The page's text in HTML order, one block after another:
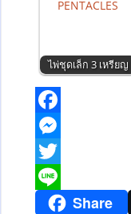
ไพ่ชุดเล็ก 3 เหรียญ
F
a
c
M
eT
Share